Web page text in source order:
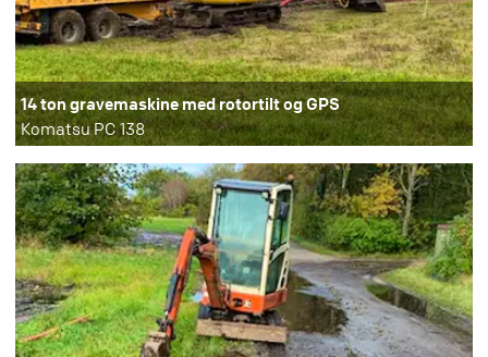
14 ton gravemaskine med rotortilt og GPS
Komatsu PC 138